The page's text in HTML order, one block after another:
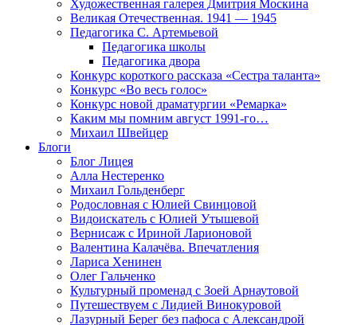
Художественная галерея Дмитрия Москина
Великая Отечественная. 1941 — 1945
Педагогика С. Артемьевой
Педагогика школы
Педагогика двора
Конкурс короткого рассказа «Сестра таланта»
Конкурс «Во весь голос»
Конкурс новой драматургии «Ремарка»
Каким мы помним август 1991-го…
Михаил Швейцер
Блоги
Блог Лицея
Алла Нестеренко
Михаил Гольденберг
Родословная с Юлией Свинцовой
Видоискатель с Юлией Утышевой
Вернисаж с Ириной Ларионовой
Валентина Калачёва. Впечатления
Лариса Хенинен
Олег Гальченко
Культурный променад с Зоей Арнаутовой
Путешествуем с Лидией Винокуровой
Лазурный Берег без пафоса с Александрой